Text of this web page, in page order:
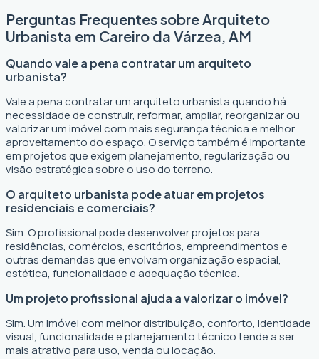
Perguntas Frequentes sobre Arquiteto
Urbanista em Careiro da Várzea, AM
Quando vale a pena contratar um arquiteto
urbanista?
Vale a pena contratar um arquiteto urbanista quando há
necessidade de construir, reformar, ampliar, reorganizar ou
valorizar um imóvel com mais segurança técnica e melhor
aproveitamento do espaço. O serviço também é importante
em projetos que exigem planejamento, regularização ou
visão estratégica sobre o uso do terreno.
O arquiteto urbanista pode atuar em projetos
residenciais e comerciais?
Sim. O profissional pode desenvolver projetos para
residências, comércios, escritórios, empreendimentos e
outras demandas que envolvam organização espacial,
estética, funcionalidade e adequação técnica.
Um projeto profissional ajuda a valorizar o imóvel?
Sim. Um imóvel com melhor distribuição, conforto, identidade
visual, funcionalidade e planejamento técnico tende a ser
mais atrativo para uso, venda ou locação.